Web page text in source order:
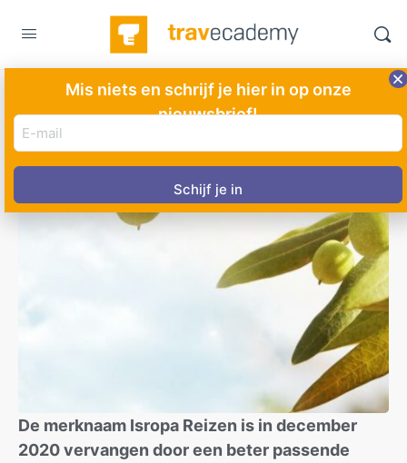
De merknaam Isropa Reizen is in december
2020 vervangen door een beter passende
Mis niets en schrijf je hier in op onze
nieuwsbrief!
E-
mail
adres